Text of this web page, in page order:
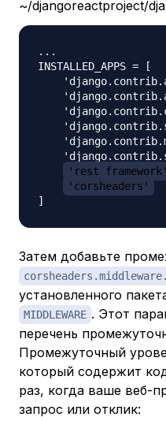
~/djangoreactproject/
...
INSTALLED_APPS = [
'corsheaders'
Затем добавьте
установленного
MIDDLEWARE . Этот
перечень
Промежуточный
который содержит
раз, когда ваше веб-
запрос или отклик: